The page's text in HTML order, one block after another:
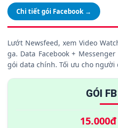
Chi tiết gói Facebook →
Lướt Newsfeed, xem Video
ga. Data Facebook +
gói data chính. Tối ưu cho người
GÓI
15.000đ